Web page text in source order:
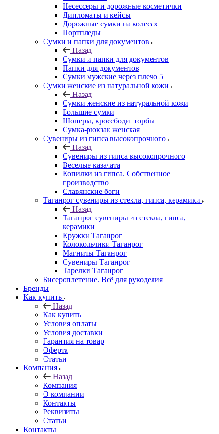
Несессеры и дорожные косметички
Дипломаты и кейсы
Дорожные сумки на колесах
Портпледы
Сумки и папки для документов
Назад
Сумки и папки для документов
Папки для документов
Сумки мужские через плечо 5
Сумки женские из натуральной кожи
Назад
Сумки женские из натуральной кожи
Большие сумки
Шоперы, кроссбоди, торбы
Сумка-рюкзак женская
Сувениры из гипса высокопрочного
Назад
Сувениры из гипса высокопрочного
Веселые казачата
Копилки из гипса. Собственное
производство
Славянские боги
Таганрог сувениры из стекла, гипса, керамики
Назад
Таганрог сувениры из стекла, гипса,
керамики
Кружки Таганрог
Колокольчики Таганрог
Магниты Таганрог
Сувениры Таганрог
Тарелки Таганрог
Бисероплетение. Всё для рукоделия
Бренды
Как купить
Назад
Как купить
Условия оплаты
Условия доставки
Гарантия на товар
Оферта
Статьи
Компания
Назад
Компания
О компании
Контакты
Реквизиты
Статьи
Контакты